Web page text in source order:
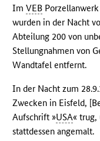
ImVEB
wurden in der Nacht
Abteilung 200 von
Stellungnahmen von
Wandtafel entfernt.
In der Nacht zum
Zwecken in Eisfeld,
Aufschrift »USA« trug,
stattdessen angemalt.